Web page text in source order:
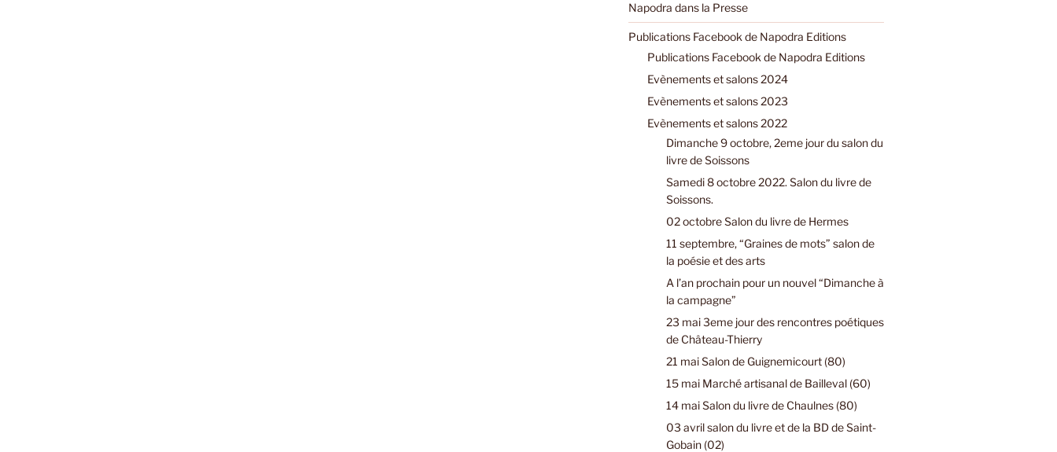
Napodra dans la Presse
Publications Facebook de Napodra Editions
Publications Facebook de Napodra Editions
Evènements et salons 2024
Evènements et salons 2023
Evènements et salons 2022
Dimanche 9 octobre, 2eme jour du salon du
livre de Soissons
Samedi 8 octobre 2022. Salon du livre de
Soissons.
02 octobre Salon du livre de Hermes
11 septembre, “Graines de mots” salon de
la poésie et des arts
A l’an prochain pour un nouvel “Dimanche à
la campagne”
23 mai 3eme jour des rencontres poétiques
de Château-Thierry
21 mai Salon de Guignemicourt (80)
15 mai Marché artisanal de Bailleval (60)
14 mai Salon du livre de Chaulnes (80)
03 avril salon du livre et de la BD de Saint-
Gobain (02)